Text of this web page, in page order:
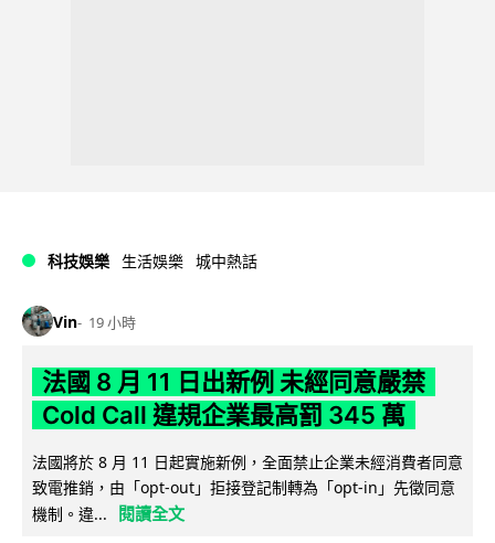
科技娛樂 生活娛樂 城中熱話
Vin 19 小時
法國 8 月 11 日出新例 未經同意嚴禁
Cold Call 違規企業最高罰 345 萬
法國將於 8 月 11 日起實施新例，全面禁止企業未經消費者同意
致電推銷，由「opt-out」拒接登記制轉為「opt-in」先徵同意
機制。違...
閱讀全文